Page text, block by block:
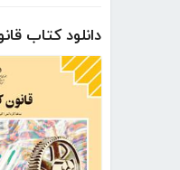
دانلود کتاب